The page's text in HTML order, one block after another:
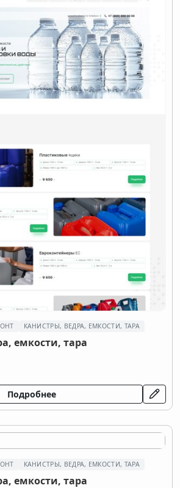
КАНИСТРЫ, ВЕДРА, ЕМКОСТИ, ТАРА
емкости, тара
Подробнее
КАНИСТРЫ, ВЕДРА, ЕМКОСТИ, ТАРА
емкости, тара